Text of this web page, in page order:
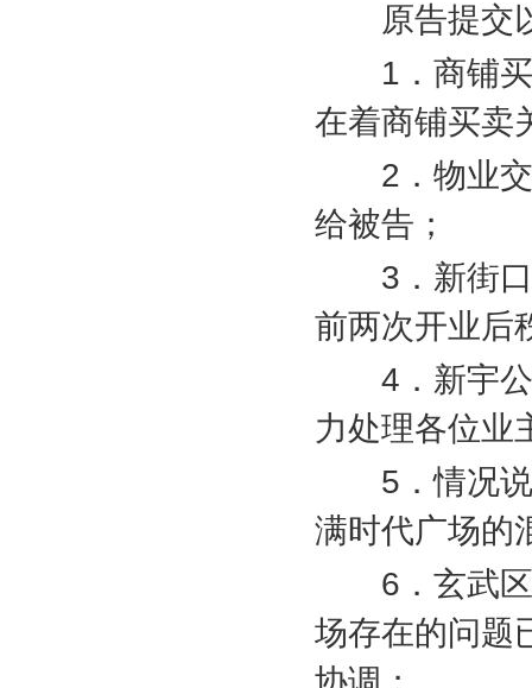
原告提交
1 ．商铺
在着商铺买卖
2 ．物业
给被告；
3 ．新街
前两次开业后
4 ．新宇
力处理各位业
5 ．情况
满时代广场的
6 ．玄武
场存在的问题